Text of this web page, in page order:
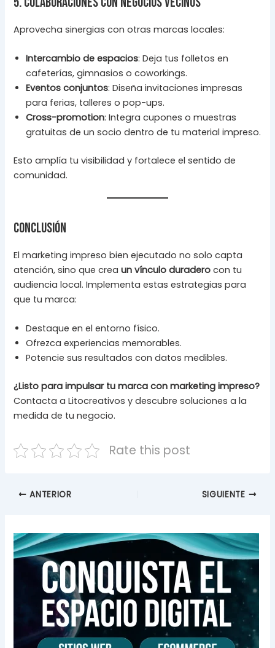
Aprovecha sinergias con otras marcas locales:
Intercambio de espacios: Deja tus folletos en
cafeterías, gimnasios o coworkings.
Eventos conjuntos: Diseña invitaciones impresas
para ferias, talleres o pop-ups.
Cross-promotion: Integra cupones o muestras
gratuitas de un socio dentro de tu material impreso.
Esto amplía tu visibilidad y fortalece el sentido de
comunidad.
Conclusión
El marketing impreso bien ejecutado no solo capta
atención, sino que creaun vínculo duradero con tu
audiencia local. Implementa estas estrategias para
que tu marca:
Destaque en el entorno físico.
Ofrezca experiencias memorables.
Potencie sus resultados con datos medibles.
¿Listo para impulsar tu marca con marketing impreso?
Contacta a Litocreativos y descubre soluciones a la
medida de tu negocio.
Rate this post
ANTERIOR SIGUIENTE